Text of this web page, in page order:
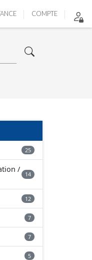
COMPTE
25
/
14
12
7
7
5